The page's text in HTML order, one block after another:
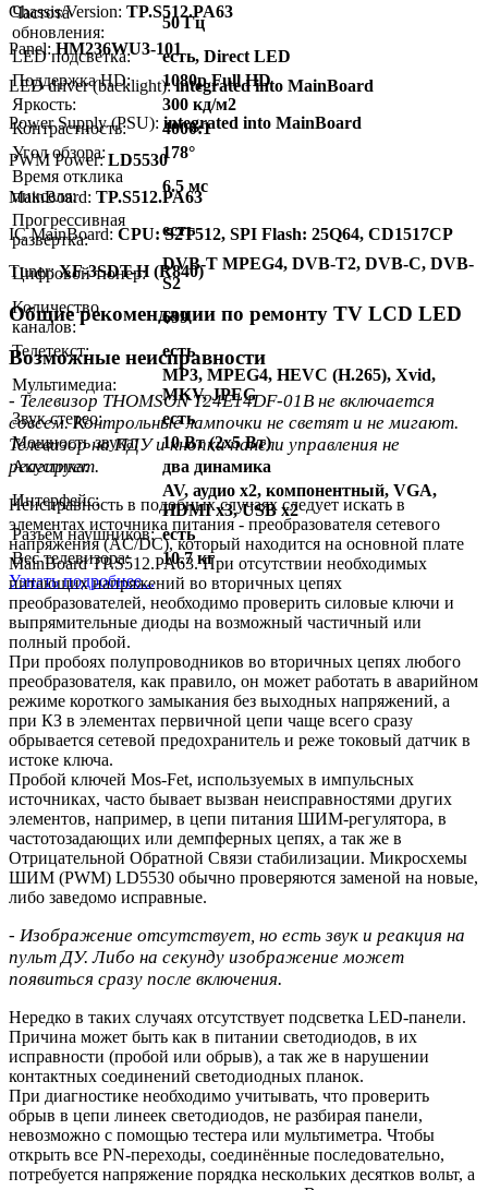
Частота
обновления:
50 Гц
LED подсветка:
есть, Direct LED
Поддержка HD:
1080p Full HD
Яркость:
300 кд/м2
Контрастность:
4000:1
Угол обзора:
178°
Время отклика
пикселя:
6.5 мс
Прогрессивная
развёртка:
есть
Цифровой тюнер:
DVB-T MPEG4, DVB-T2, DVB-C, DVB-
S2
Количество
каналов:
699
Телетекст:
есть
Мультимедиа:
MP3, MPEG4, HEVC (H.265), Xvid,
MKV, JPEG
Звук стерео:
есть
Мощность звука:
10 Вт (2х5 Вт)
Акустика:
два динамика
Интерфейс:
AV, аудио x2, компонентный, VGA,
HDMI x3, USB x2
Разъём наушников: есть
Вес телевизора:
10.7 кг
Узнать подробнее...
Chassis/Version: TP.S512.PA63
Panel: HM236WU3-101
LED driver (backlight):integrated into MainBoard
Power Supply (PSU): integrated into MainBoard
PWM Power:LD5530
MainBoard: TP.S512.PA63
IC MainBoard: CPU: S2T512, SPI Flash: 25Q64, CD1517CP
Тuner:XF-3SDT-H (R840)
Общие рекомендации по ремонту TV LCD LED
Возможные неисправности
- Телевизор THOMSON T24E14DF-01B не включается
совсем. Контрольные лампочки не светят и не мигают.
Телевизор на ПДУ и кнопки панели управления не
реагирует.
Неисправность в подобных случаях следует искать в
элементах источника питания - преобразователя сетевого
напряжения (AC/DC), который находится на основной плате
MainBoard TP.S512.PA63. При отсутствии необходимых
питающих напряжений во вторичных цепях
преобразователей, необходимо проверить силовые ключи и
выпрямительные диоды на возможный частичный или
полный пробой.
При пробоях полупроводников во вторичных цепях любого
преобразователя, как правило, он может работать в аварийном
режиме короткого замыкания без выходных напряжений, а
при КЗ в элементах первичной цепи чаще всего сразу
обрывается сетевой предохранитель и реже токовый датчик в
истоке ключа.
Пробой ключей Mos-Fet, используемых в импульсных
источниках, часто бывает вызван неисправностями других
элементов, например, в цепи питания ШИМ-регулятора, в
частотозадающих или демпферных цепях, а так же в
Отрицательной Обратной Связи стабилизации. Микросхемы
ШИМ (PWM) LD5530 обычно проверяются заменой на новые,
либо заведомо исправные.
- Изображение отсутствует, но есть звук и реакция на
пульт ДУ. Либо на секунду изображение может
появиться сразу после включения.
Нередко в таких случаях отсутствует подсветка LED-панели.
Причина может быть как в питании светодиодов, в их
исправности (пробой или обрыв), а так же в нарушении
контактных соединений светодиодных планок.
При диагностике необходимо учитывать, что проверить
обрыв в цепи линеек светодиодов, не разбирая панели,
невозможно с помощью тестера или мультиметра. Чтобы
открыть все PN-переходы, соединённые последовательно,
потребуется напряжение порядка нескольких десятков вольт, а